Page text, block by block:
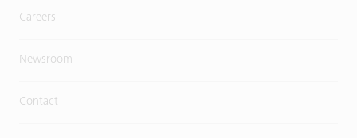
Careers
Newsroom
Contact